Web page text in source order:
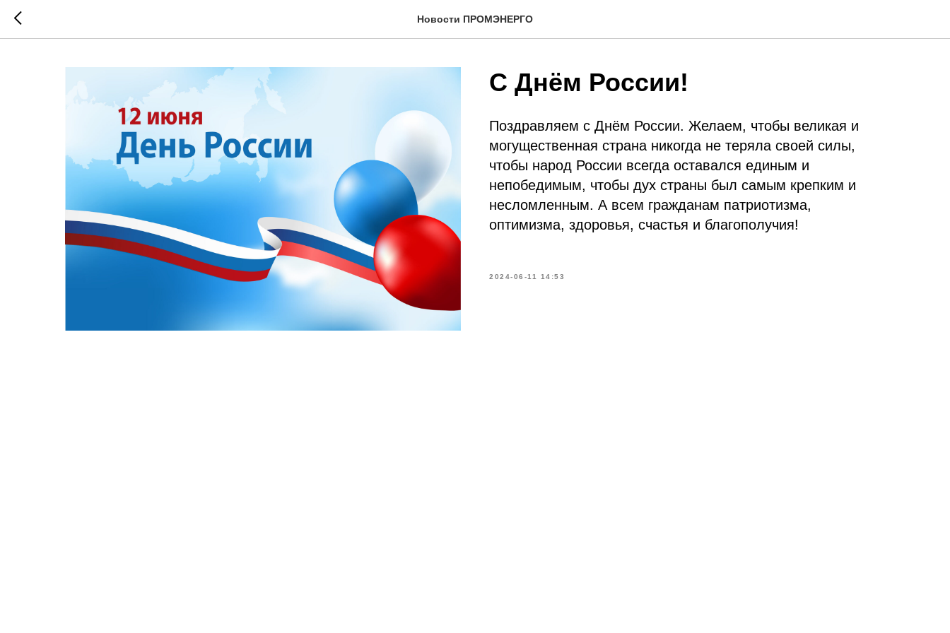
Новости ПРОМЭНЕРГО
С Днём России!
Поздравляем с Днём России. Желаем, чтобы великая и
могущественная страна никогда не теряла своей силы,
чтобы народ России всегда оставался единым и
непобедимым, чтобы дух страны был самым крепким и
несломленным. А всем гражданам патриотизма,
оптимизма, здоровья, счастья и благополучия!
2024-06-11 14:53